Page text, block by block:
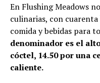
En Flushing Meadows
culinarias, con
comida y bebidas para
denominador es el
cóctel, 14.50 por una
caliente.